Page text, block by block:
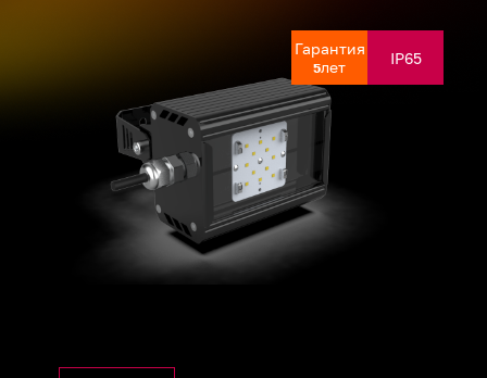
Гарантия
5лет IP65
Гарантия
5лет IP65
Гарантия
5лет IP65
Гарантия
5лет IP65
Гарантия
5лет IP65